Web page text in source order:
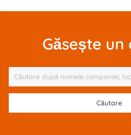
Găsește un